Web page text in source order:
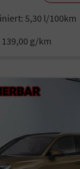
5,30 l/100km
139,00 g/km